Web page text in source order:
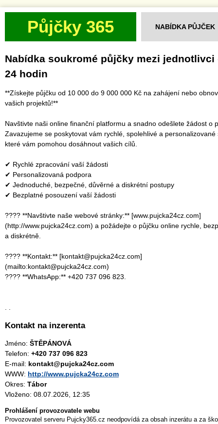
Půjčky 365 NABÍDKA PŮJČEK
Nabídka soukromé půjčky mezi jednotlivci
24 hodin
**Získejte půjčku od 10 000 do 9 000 000 Kč na zahájení nebo
vašich projektů!**
Navštivte naši online finanční platformu a snadno odešlete žádost o
Zavazujeme se poskytovat vám rychlé, spolehlivé a personalizované
které vám pomohou dosáhnout vašich cílů.
✔ Rychlé zpracování vaší žádosti
✔ Personalizovaná podpora
✔ Jednoduché, bezpečné, důvěrné a diskrétní postupy
✔ Bezplatné posouzení vaší žádosti
???? **Navštivte naše webové stránky:** [www.pujcka24cz.com]
(http://www.pujcka24cz.com) a požádejte o půjčku online rychle,
a diskrétně.
???? **Kontakt:** [kontakt@pujcka24cz.com]
(mailto:kontakt@pujcka24cz.com)
???? **WhatsApp:** +420 737 096 823.
Kontakt na inzerenta
Jméno: ŠTĚPÁNOVÁ
Telefon: +420 737 096 823
E-mail: kontakt@pujcka24cz.com
WWW: http://www.pujcka24cz.com
Okres: Tábor
Vloženo: 08.07.2026, 12:35
Prohlášení provozovatele webu
Provozovatel serveru Pujcky365.cz neodpovídá za obsah inzerátu a za